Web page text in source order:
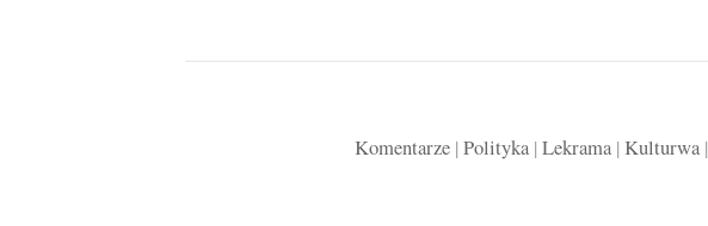
Komentarze| Polityka| Lekrama| Kulturwa|